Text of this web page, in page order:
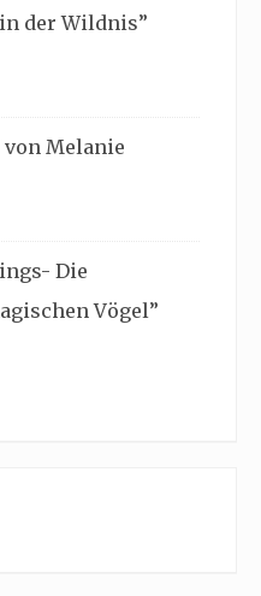
der Wildnis”
von Melanie
Die
Vögel”